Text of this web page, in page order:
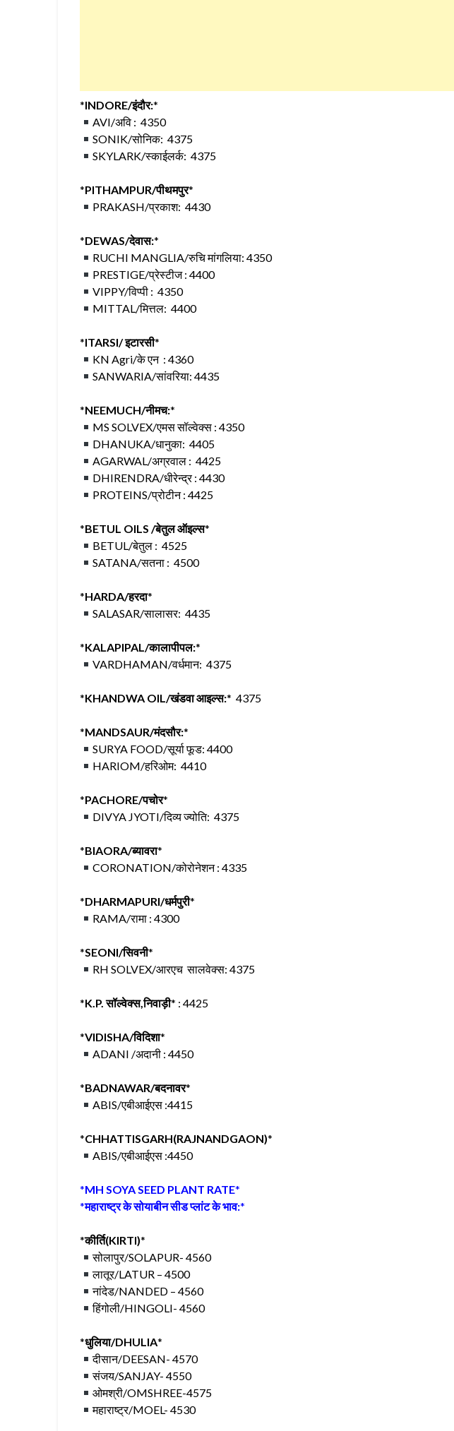
*INDORE/इंदौर:*
AVI/अवि : 4350
SONIK/सोनिक: 4375
SKYLARK/स्काईलर्क: 4375
*PITHAMPUR/पीथमपुर*
PRAKASH/प्रकाश: 4430
*DEWAS/देवास:*
RUCHI MANGLIA/रुचि मांगलिया: 4350
PRESTIGE/प्रेस्टीज : 4400
VIPPY/विप्पी : 4350
MITTAL/मित्तल: 4400
*ITARSI/ इटारसी*
KN Agri/के एन : 4360
SANWARIA/सांवरिया: 4435
*NEEMUCH/नीमच:*
MS SOLVEX/एमस सॉल्वेक्स : 4350
DHANUKA/धानुका: 4405
AGARWAL/अग्रवाल : 4425
DHIRENDRA/धीरेन्द्र : 4430
PROTEINS/प्रोटीन : 4425
*BETUL OILS /बेतुल ऑइल्स*
BETUL/बेतुल : 4525
SATANA/सतना : 4500
*HARDA/हरदा*
SALASAR/सालासर: 4435
*KALAPIPAL/कालापीपल:*
VARDHAMAN/वर्धमान: 4375
*KHANDWA OIL/खंडवा आइल्स:* 4375
*MANDSAUR/मंदसौर:*
SURYA FOOD/सूर्या फूड: 4400
HARIOM/हरिओम: 4410
*PACHORE/पचोर*
DIVYA JYOTI/दिव्य ज्योति: 4375
*BIAORA/ब्यावरा*
CORONATION/कोरोनेशन : 4335
*DHARMAPURI/धर्मपुरी*
RAMA/रामा : 4300
*SEONI/सिवनी*
RH SOLVEX/आरएच सालवेक्स: 4375
*K.P. सॉल्वेक्स,निवाड़ी* : 4425
*VIDISHA/विदिशा*
ADANI /अदानी : 4450
*BADNAWAR/बदनावर*
ABIS/एबीआईएस :4415
*CHHATTISGARH(RAJNANDGAON)*
ABIS/एबीआईएस :4450
*MH SOYA SEED PLANT RATE*
*महाराष्ट्र के सोयाबीन सीड प्लांट के भाव:*
*कीर्ति(KIRTI)*
सोलापुर/SOLAPUR- 4560
लातूर/LATUR – 4500
नांदेड/NANDED – 4560
हिंगोली/HINGOLI- 4560
*धुलिया/DHULIA*
दीसान/DEESAN- 4570
संजय/SANJAY- 4550
ओमश्री/OMSHREE-4575
महाराष्ट्र/MOEL- 4530